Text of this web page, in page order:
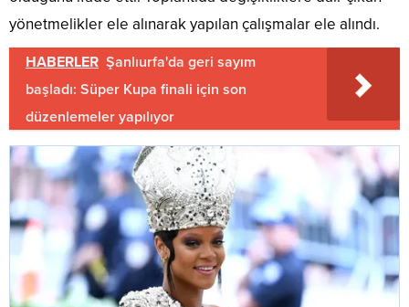
yönetmelikler ele alınarak yapılan çalışmalar ele alındı.
HABERLER Şanlıurfa'da geri sayım
başladı: Süper Kupa finali için son
düzenlemeler yapılıyor